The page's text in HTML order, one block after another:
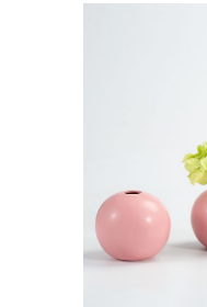
במלאי
19617/6-אגרטל הרמס